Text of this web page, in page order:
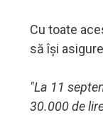
Cu toate
să își
"La 11
30.000 de